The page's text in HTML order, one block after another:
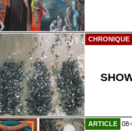
CHRONIQUE
ARTICLE